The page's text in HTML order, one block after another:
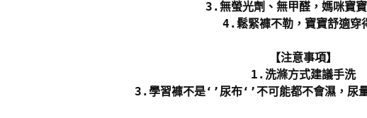
3.無螢光劑、無甲醛，媽咪寶
4.鬆緊褲不勒，寶寶舒適穿
【注意事項】
1.洗滌方式建議手洗
3.學習褲不是‘’尿布‘’不可能都不會濕，尿